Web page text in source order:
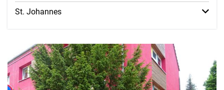
St. Johannes